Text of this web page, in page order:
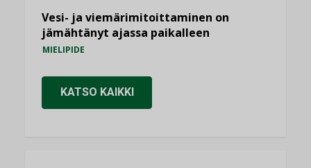
Vesi- ja viemärimitoittaminen on
jämähtänyt ajassa paikalleen
MIELIPIDE
KATSO KAIKKI